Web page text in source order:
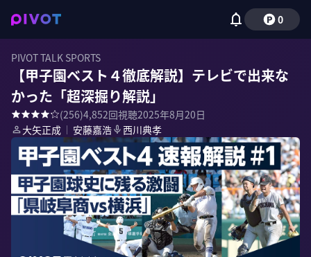
0
PIVOT TALK SPORTS
【甲子園ベスト４徹底解説】テレビで出来な
かった「超深掘り解説」
(256)4,852回視聴2025年8月20日
大矢正成 ｜ 安藤嘉浩 西川典孝